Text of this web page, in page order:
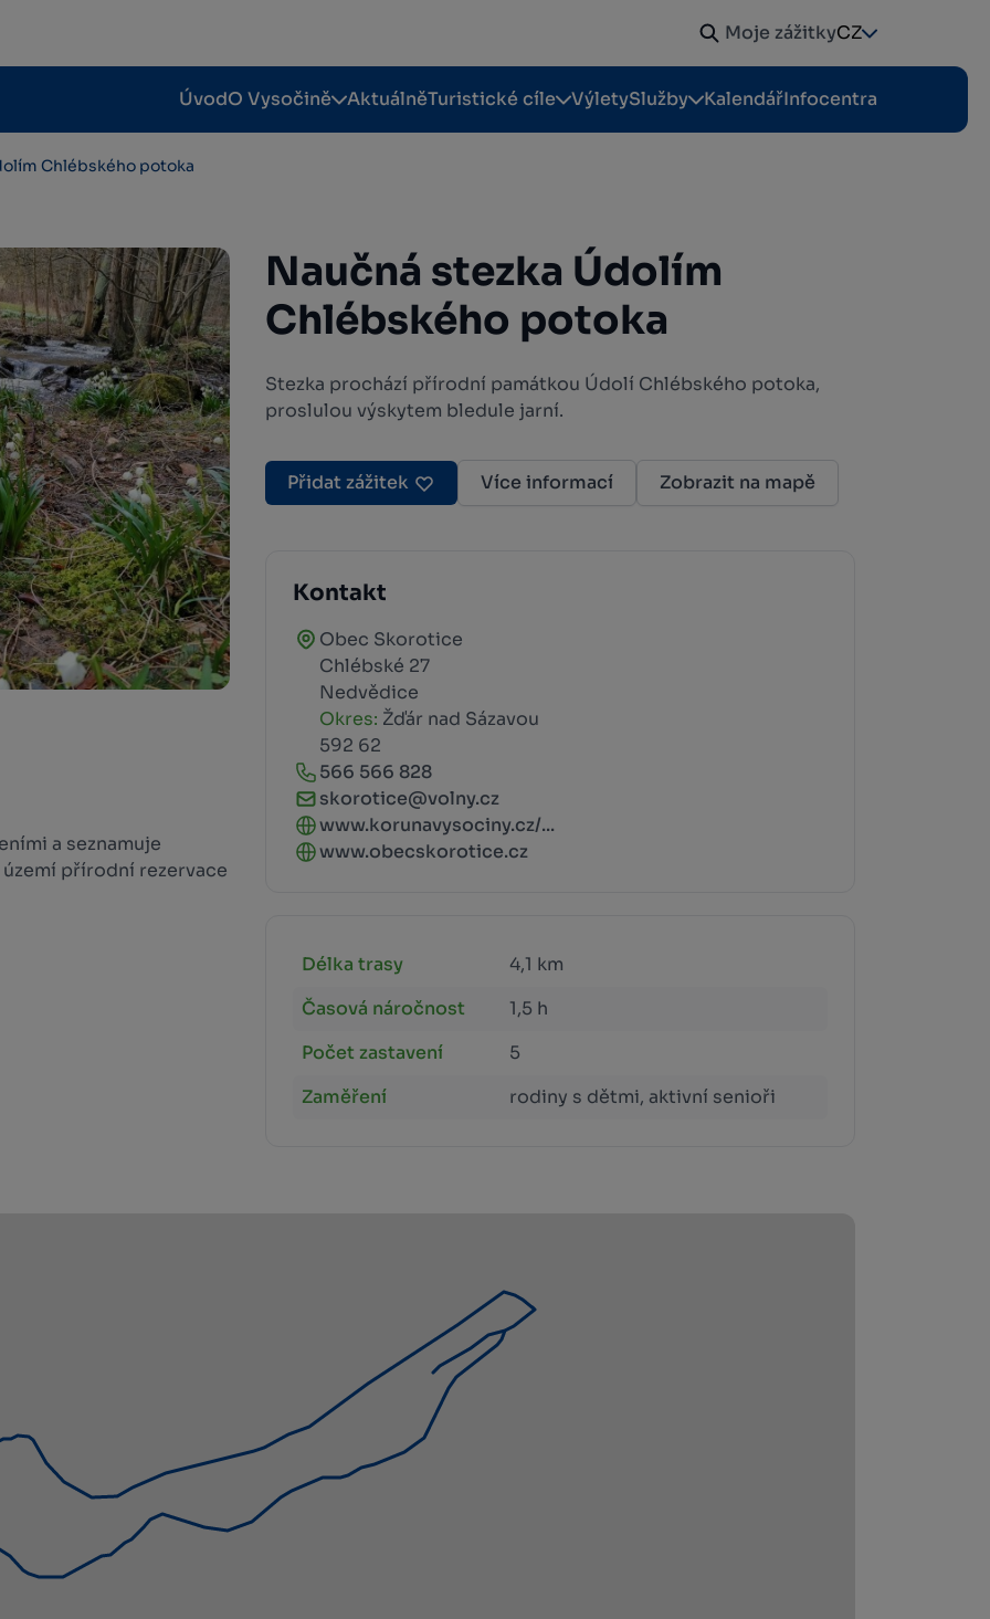
Moje zážitkyCZ
ÚvodO Vysočině AktuálněTuristické cíle VýletySlužby KalendářInfocentra
Chlébského potoka
Naučná stezka Údolím
Chlébského potoka
Stezka prochází přírodní památkou Údolí Chlébského potoka,
proslulou výskytem bledule jarní.
Přidat zážitek Více informací Zobrazit na mapě
Kontakt
Obec Skorotice
Chlébské 27
Nedvědice
Okres: Žďár nad Sázavou
592 62
566 566 828
skorotice@volny.cz
www.korunavysociny.cz/...
www.obecskorotice.cz
Délka trasy
4,1 km
Časová náročnost
1,5 h
Počet zastavení
5
Zaměření
rodiny s dětmi, aktivní senioři
a seznamuje
přírodní rezervace